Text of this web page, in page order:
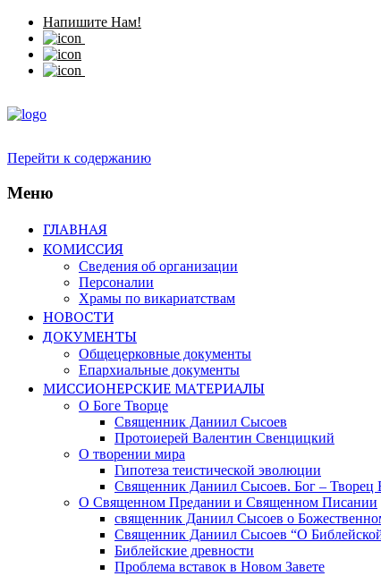
Напишите Нам!
Перейти к содержанию
Меню
ГЛАВНАЯ
КОМИССИЯ
Сведения об организации
Персоналии
Храмы по викариатствам
НОВОСТИ
ДОКУМЕНТЫ
Общецерковные документы
Епархиальные документы
МИССИОНЕРСКИЕ МАТЕРИАЛЫ
О Боге Творце
Священник Даниил Сысоев
Протоиерей Валентин Свенцицкий
О творении мира
Гипотеза теистической эволюции
Священник Даниил Сысоев. Бог – Творец
О Священном Предании и Священном Писании
священник Даниил Сысоев о
Священник Даниил Сысоев “О
Библейские древности
Проблема вставок в Новом Завете